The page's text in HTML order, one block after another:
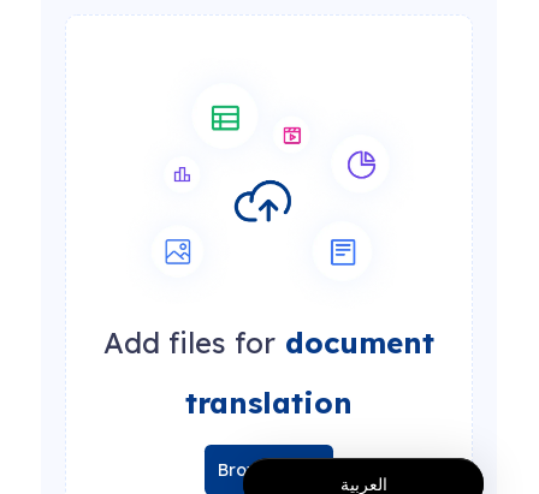
Add files for document
translation
Browse files
العربية